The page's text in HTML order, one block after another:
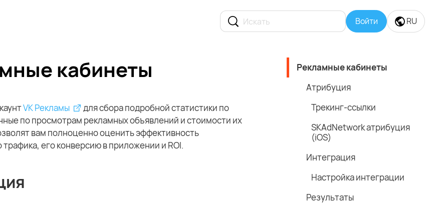
Войти RU
кабинеты
VK Рекламы
для сбора подробной статистики по
по просмотрам рекламных объявлений и стоимости их
вам полноценно оценить эффективность
его конверсию в приложении и ROI.
Рекламные кабинеты
Атрибуция
Трекинг-ссылки
SKAdNetwork атрибуция
(iOS)
Интеграция
Настройка интеграции
Результаты